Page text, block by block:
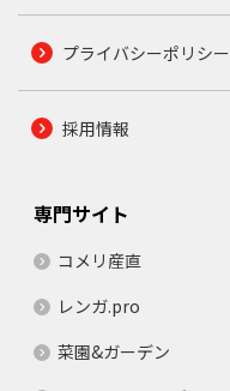
プライバシーポリシー
採用情報
専門サイト
コメリ産直
レンガ.pro
菜園&ガーデン